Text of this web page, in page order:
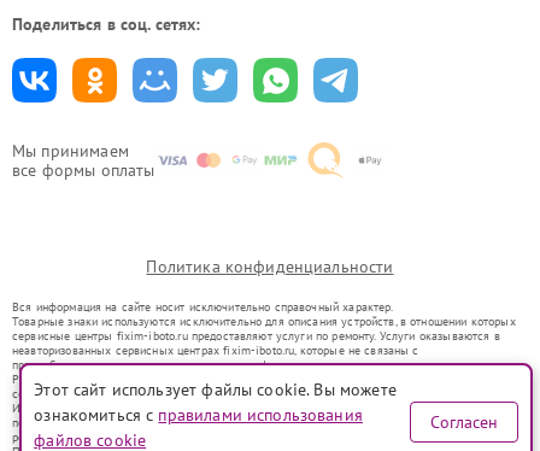
Мы принимаем
все формы оплаты
Поделиться в соц. сетях:
Политика конфиденциальности
Вся информация на сайте носит исключительно справочный характер.
Товарные знаки используются исключительно для описания устройств, в отношении которых
сервисные центры fixim-iboto.ru предоставляют услуги по ремонту. Услуги оказываются в
неавторизованных сервисных центрах fixim-iboto.ru, которые не связаны с
правообладателями товарных знаков или их официальными представителями.
Ремонт осуществляется для устройств, уже введенных в гражданский оборот в соответствии
со статьей 1487 ГК РФ.
Использование товарных знаков не преследует цели индивидуализации услуг или введения
потребителей в заблуждение, а служит для информирования о предоставляемых услугах по
ремонту техники указанных брендов.
Этот сайт использует файлы cookie. Вы можете
ознакомиться с правилами использования
файлов cookie
Согласен